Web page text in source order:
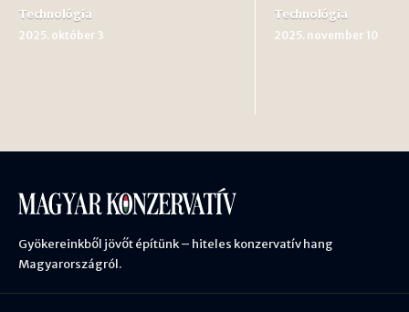
Technológia
2025. október 3
Technológia
2025. november 10
Gyökereinkből jövőt építünk – hiteles konzervatív hang
Magyarországról.